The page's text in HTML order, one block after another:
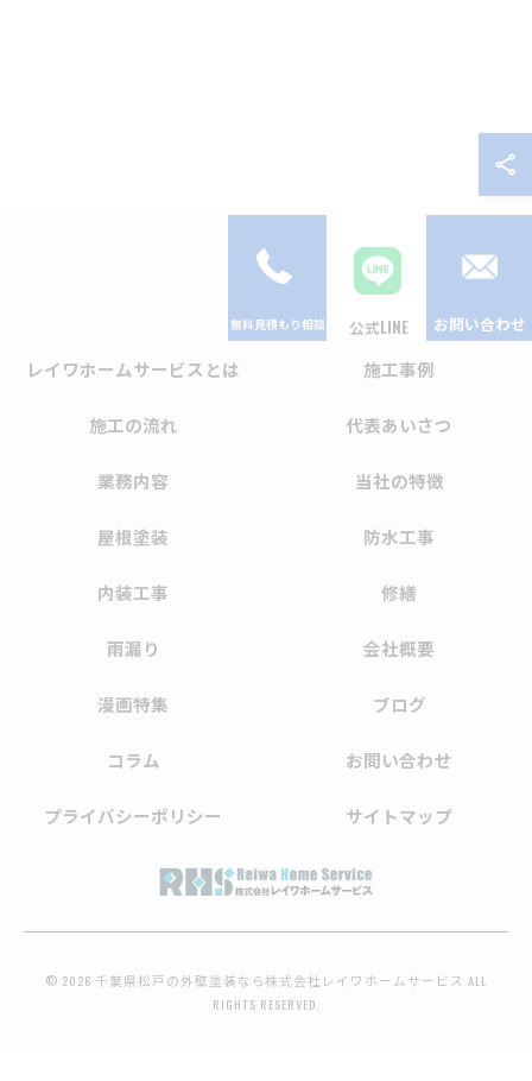
公式LINE お問い合わせ
レイワホームサービスとは 施工事例
施工の流れ 代表あいさつ
業務内容 当社の特徴
屋根塗装 防水工事
内装工事 修繕
雨漏り 会社概要
漫画特集 ブログ
コラム お問い合わせ
プライバシーポリシー サイトマップ
© 2026 千葉県松戸の外壁塗装なら株式会社レイワホームサービス ALL
RIGHTS RESERVED.